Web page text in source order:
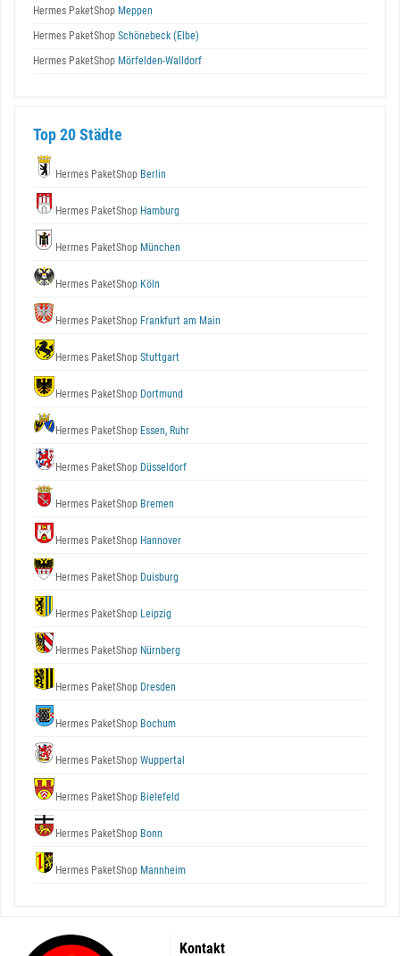
Hermes PaketShop Meppen
Hermes PaketShop Schönebeck (Elbe)
Hermes PaketShop Mörfelden-Walldorf
Top 20 Städte
Hermes PaketShop Berlin
Hermes PaketShop Hamburg
Hermes PaketShop München
Hermes PaketShop Köln
Hermes PaketShop Frankfurt am Main
Hermes PaketShop Stuttgart
Hermes PaketShop Dortmund
Hermes PaketShop Essen, Ruhr
Hermes PaketShop Düsseldorf
Hermes PaketShop Bremen
Hermes PaketShop Hannover
Hermes PaketShop Duisburg
Hermes PaketShop Leipzig
Hermes PaketShop Nürnberg
Hermes PaketShop Dresden
Hermes PaketShop Bochum
Hermes PaketShop Wuppertal
Hermes PaketShop Bielefeld
Hermes PaketShop Bonn
Hermes PaketShop Mannheim
Kontakt